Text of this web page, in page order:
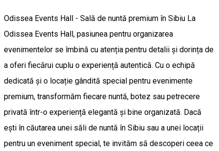
Odissea Events Hall - Sală de nuntă premium în Sibiu La
Odissea Events Hall, pasiunea pentru organizarea
evenimentelor se îmbină cu atenția pentru detalii și dorința de
a oferi fiecărui cuplu o experiență autentică. Cu o echipă
dedicată și o locație gândită special pentru evenimente
premium, transformăm fiecare nuntă, botez sau petrecere
privată într-o experiență elegantă și bine organizată. Dacă
ești în căutarea unei săli de nuntă în Sibiu sau a unei locații
pentru un eveniment special, te invităm să descoperi ceea ce